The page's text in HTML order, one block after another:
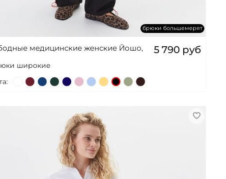
брюки большемерят
медицинские женские Йошо,
широкие
5 790 руб